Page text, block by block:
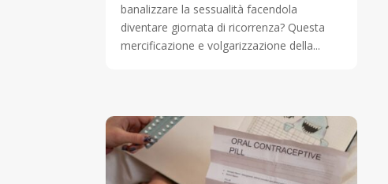
banalizzare la sessualità facendola
diventare giornata di ricorrenza? Questa
mercificazione e volgarizzazione della...